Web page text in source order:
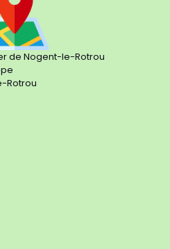
de Nogent-le-Rotrou
Rotrou